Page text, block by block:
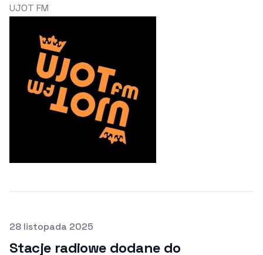
UJOT FM
Opublikowano
28 listopada 2025
Stacje radiowe dodane do